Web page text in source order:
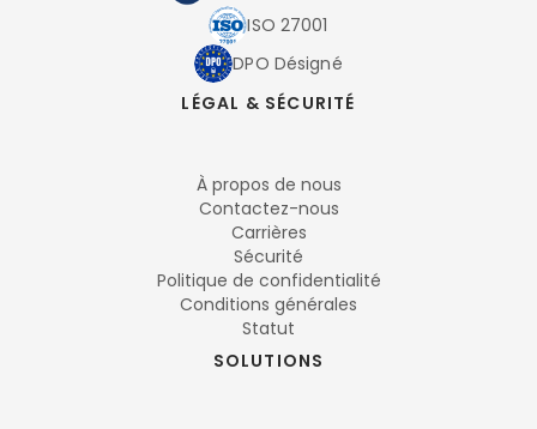
ISO 27001
DPO Désigné
LÉGAL & SÉCURITÉ
À propos de nous
Contactez-nous
Carrières
Sécurité
Politique de confidentialité
Conditions générales
Statut
SOLUTIONS